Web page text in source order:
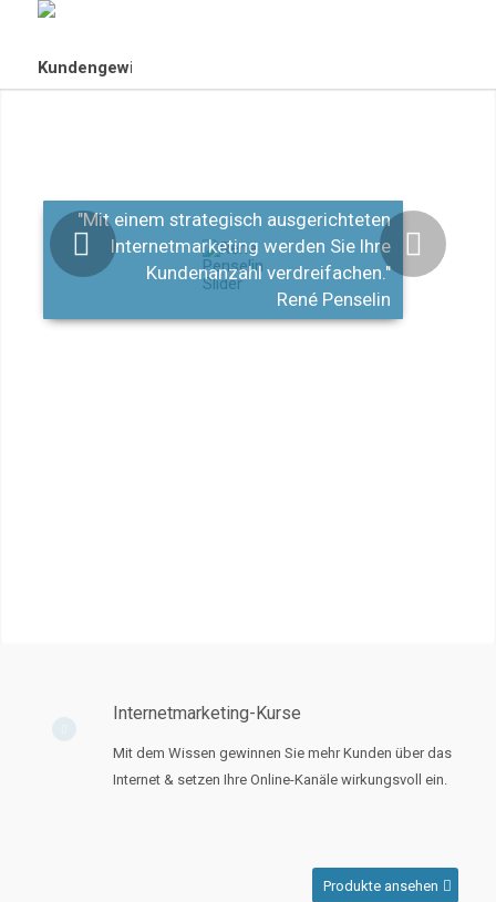
"Mit einem strategisch ausgerichteten
Internetmarketing werden Sie Ihre
Kundenanzahl verdreifachen."
René Penselin
Internetmarketing-Kurse
Mit dem Wissen gewinnen Sie mehr Kunden über das
Internet & setzen Ihre Online-Kanäle wirkungsvoll ein.
Produkte ansehen